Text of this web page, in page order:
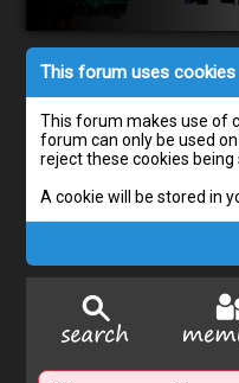
This forum uses cookies
This forum makes use of
forum can only be used
reject these cookies being
A cookie will be stored in